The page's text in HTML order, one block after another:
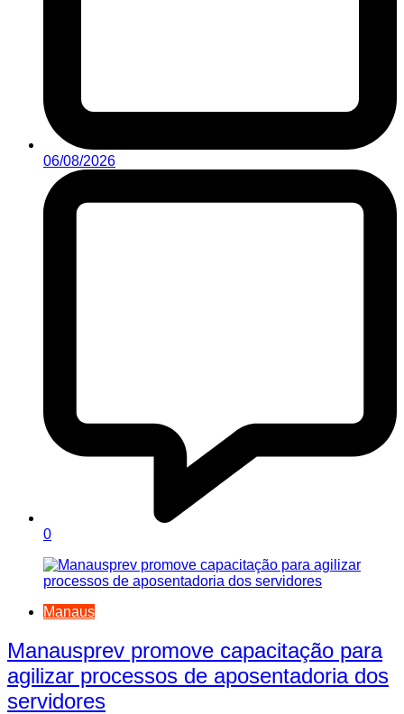
06/08/2026
0
Manaus
Manausprev promove capacitação para
agilizar processos de aposentadoria dos
servidores